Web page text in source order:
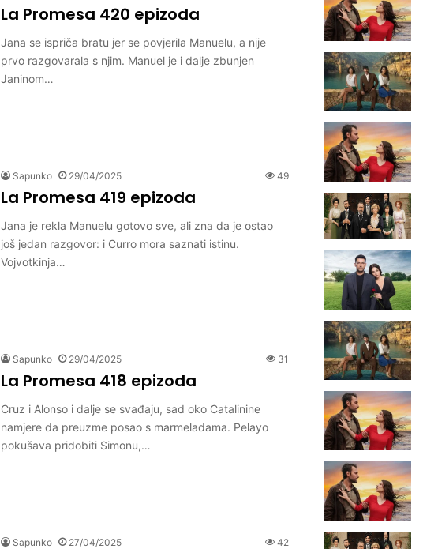
La Promesa 420 epizoda
Jana se ispriča bratu jer se povjerila Manuelu, a nije
prvo razgovarala s njim. Manuel je i dalje zbunjen
Janinom…
Sapunko 29/04/2025 49
La Promesa 419 epizoda
Jana je rekla Manuelu gotovo sve, ali zna da je ostao
još jedan razgovor: i Curro mora saznati istinu.
Vojvotkinja…
Sapunko 29/04/2025 31
La Promesa 418 epizoda
Cruz i Alonso i dalje se svađaju, sad oko Catalinine
namjere da preuzme posao s marmeladama. Pelayo
pokušava pridobiti Simonu,…
Sapunko 27/04/2025 42